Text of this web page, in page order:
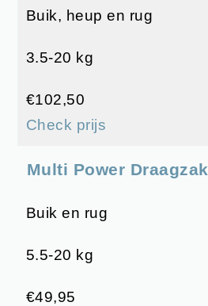
Buik, heup en rug
3.5-20 kg
€102,50
Check prijs
Multi Power Draagzak
Buik en rug
5.5-20 kg
€49,95